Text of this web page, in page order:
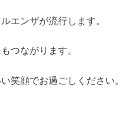
エンザが流行します。
つながります。
笑顔でお過ごしください。